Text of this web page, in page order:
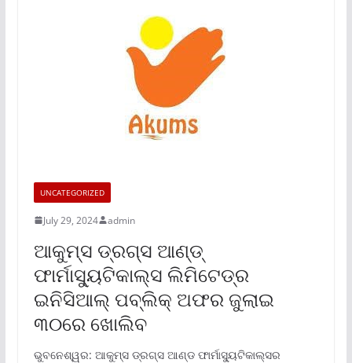
UNCATEGORIZED
July 29, 2024 admin
ଆକୁମ୍‌ସ ଡ୍ରଗ୍‌ସ ଆଣ୍ଡ୍
ଫାର୍ମାସ୍ୟୁଟିକାଲ୍ସ ଲିମିଟେଡ୍‌ର
ଇନିସିଆଲ୍ ପବ୍ଲିକ୍ ଅଫର ଜୁଲାଇ
୩୦ରେ ଖୋଲିବ
ଭୁବନେଶ୍ୱର: ଆକୁମ୍‌ସ ଡ୍ରଗ୍‌ସ ଆଣ୍ଡ ଫାର୍ମାସ୍ୟୁଟିକାଲ୍‌ସର